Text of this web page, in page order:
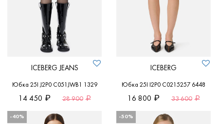
ICEBERG JEANS
Юбка 25I J2P0 C051JWB1 1329
14 450 28 900
ICEBERG
Юбка 25I I2P0 C0215257 6448
16 800 33 600
-40% -50%